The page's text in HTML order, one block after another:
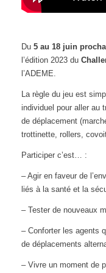
Du 5 au 18 juin
l’édition 2023 du
l’ADEME.
La règle du jeu est
individuel pour aller au
de déplacement
trottinette, rollers,
Participer c’est… :
– Agir en faveur de
liés à la santé et la
– Tester de nouveaux
– Conforter les agents
de déplacements
– Vivre un moment de